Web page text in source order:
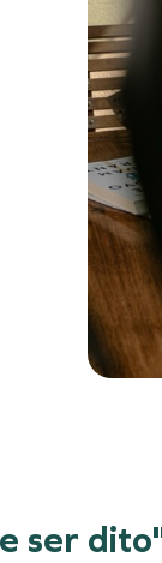
ser